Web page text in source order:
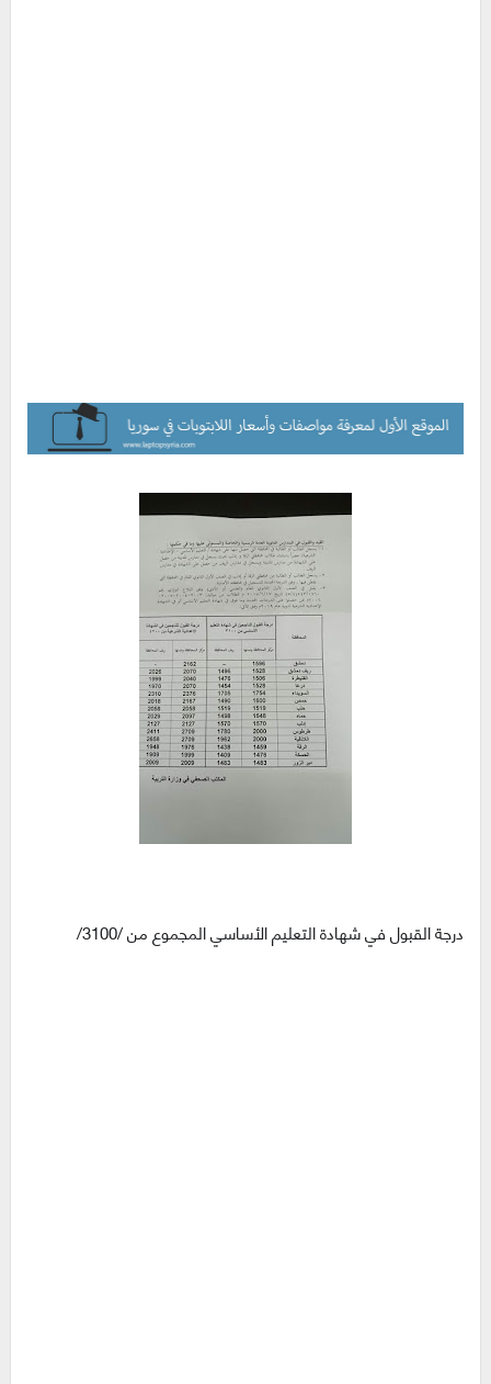
درجة القبول في شهادة التعليم الأساسي المجموع من /3100/